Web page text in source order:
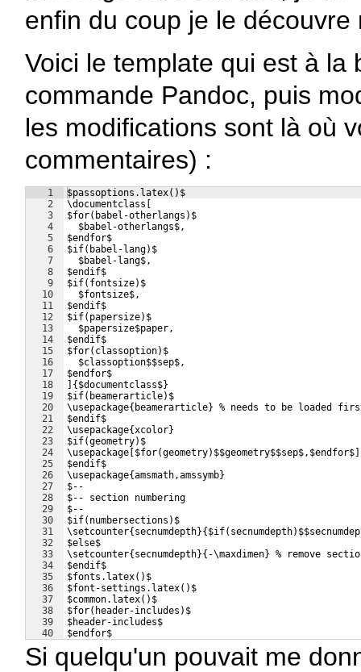
enfin du coup je le
Voici le template qui est à la
commande Pandoc, puis
les modifications sont là où
commentaires) :
1
2
3
4
5
6
7
8
9
10
11
12
13
14
15
16
17
18
19
20
21
22
23
24
25
26
27
28
29
30
31
32
33
34
35
36
37
38
39
40
41
$passoptions.latex()$
\documentclass[
$for(babel-otherlangs)$
  $babel-otherlangs$,
$endfor$
$if(babel-lang)$
  $babel-lang$,
$endif$
$if(fontsize)$
  $fontsize$,
$endif$
$if(papersize)$
  $papersize$paper,
$endif$
$for(classoption)$
  $classoption$$sep$,
$endfor$
]{$documentclass$}
$if(beamerarticle)$
\usepackage{beamerarticle} % needs to be loaded
$endif$
\usepackage{xcolor}
$if(geometry)$
$endif$
\usepackage{amsmath,amssymb}
$--
$-- section numbering
$--
$if(numbersections)$
$else$
\setcounter{secnumdepth}{-\maxdimen} % remove
$endif$
$fonts.latex()$
$font-settings.latex()$
$common.latex()$
$for(header-includes)$
$header-includes$
$endfor$
$after-header-includes.latex()$
Si quelqu'un pouvait me